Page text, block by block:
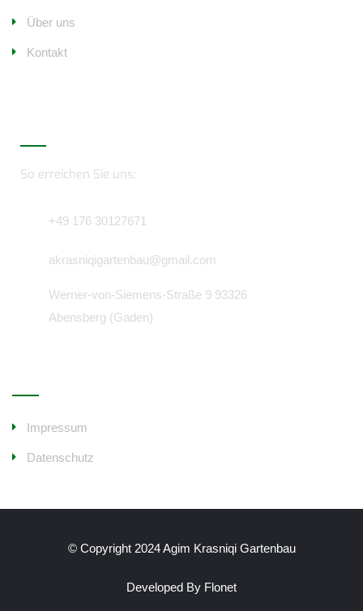
Über uns
Kontakt
So erreichen Sie uns:
+49 176 30127671
akrasniqigartenbau@gmail.com
Werner-von-Siemens-Straße 9 93326
Abensberg (Gaden)
Impressum
Datenschutz
© Copyright 2024 Agim Krasniqi Gartenbau
Developed By Flonet